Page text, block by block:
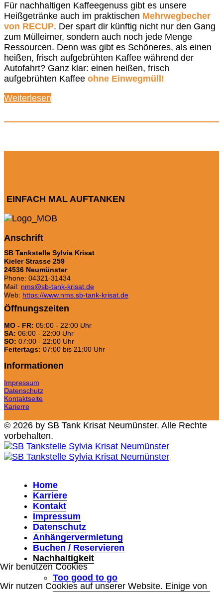
Für nachhaltigen Kaffeegenuss gibt es unsere
Heißgetränke auch im praktischen Mehrwegbecher
von RECUP. Der spart dir künftig nicht nur den Gang
zum Mülleimer, sondern auch noch jede Menge
Ressourcen. Denn was gibt es Schöneres, als einen
heißen, frisch aufgebrühten Kaffee während der
Autofahrt? Ganz klar: einen heißen, frisch
aufgebrühten Kaffee ohne Einwegmüll!
Weiterlesen
EINFACH MAL AUFTANKEN
Anschrift
SB Tankstelle Sylvia Krisat
Kieler Strasse 259
24536 Neumünster
Phone: 04321-31434
Mail: nms@sb-tank-krisat.de
Web: https://www.nms.sb-tank-krisat.de
Öffnungszeiten
MO - FR: 05:00 - 22:00 Uhr
SA: 06:00 - 22:00 Uhr
SO: 07:00 - 22:00 Uhr
Feitertags: 07:00 bis 21:00 Uhr
Informationen
Impressum
Datenschutz
Kontaktseite
Karierre
© 2026 by SB Tank Krisat Neumünster. Alle Rechte
vorbehalten.
Home
Karriere
Kontakt
Impressum
Datenschutz
Anhängervermietung
Buchen / Reservieren
Nachhaltigkeit
Too good to go
Wir benutzen Cookies
Wir nutzen Cookies auf unserer Website. Einige von